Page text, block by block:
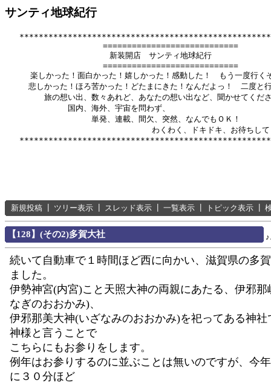
サンティ地球紀行
          　　       ============================
              　      新装開店　サンティ地球紀行
          　　       ============================
楽しかった！面白かった！嬉しかった！感動した！　もう一度行く
悲しかった！ほろ苦かった！どたまにきた！なんだよっ！　二度と
旅の想い出、数々あれど、あなたの想い出など、聞かせてくだ
国内、海外、宇宙を問わず、
単発、連載、間欠、突然、なんでもＯＫ！
わくわく、ドキドキ、お待ちしてま
新規投稿 ツリー表示 スレッド表示 一覧表示 トピック表示
【128】(その2)多賀大社
続いて自動車で１時間ほど西に向かい、滋賀県の多
ました。
伊勢神宮(内宮)こと天照大神の両親にあたる、伊邪那
なぎのおおかみ)、
伊邪那美大神(いざなみのおおかみ)を祀ってある神社
神様と言うことで
こちらにもお参りをします。
例年はお参りするのに並ぶことは無いのですが、今
に３０分ほど